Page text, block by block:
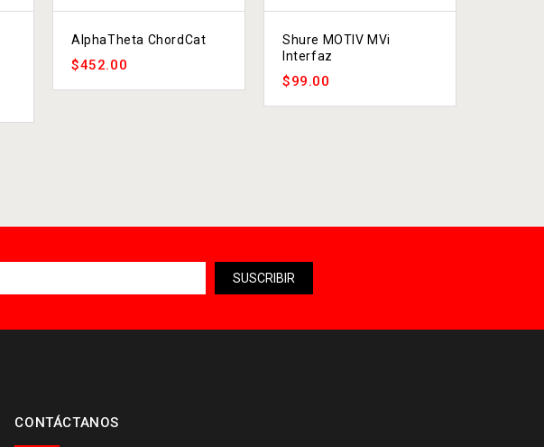
AlphaTheta ChordCat
$452.00
Shure MOTIV MVi
Interfaz
$99.00
CONTÁCTANOS